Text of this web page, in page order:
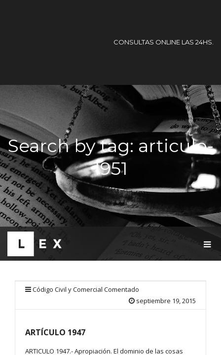
CONSULTAS ONLINE LAS 24HS.
Search by tag: articulo-
1951
G
Código Civil y Comercial Comentado
septiembre 19, 2015
ARTÍCULO 1947
ARTICULO 1947.- Apropiación. El dominio de las cosas